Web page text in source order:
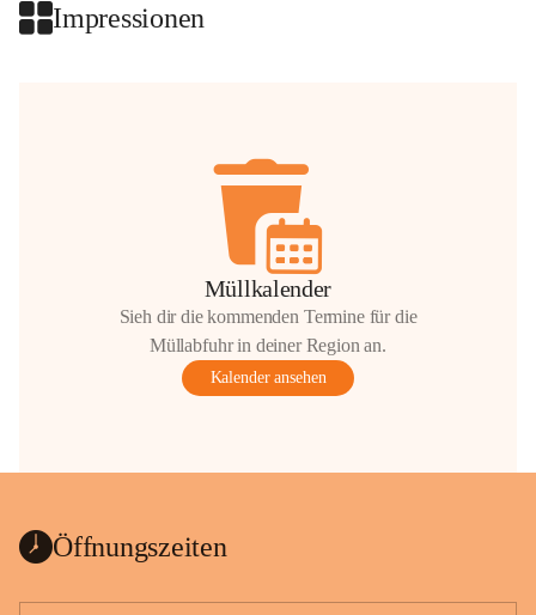
Impressionen
Müllkalender
Sieh dir die kommenden Termine für die
Müllabfuhr in deiner Region an.
Kalender ansehen
Öffnungszeiten